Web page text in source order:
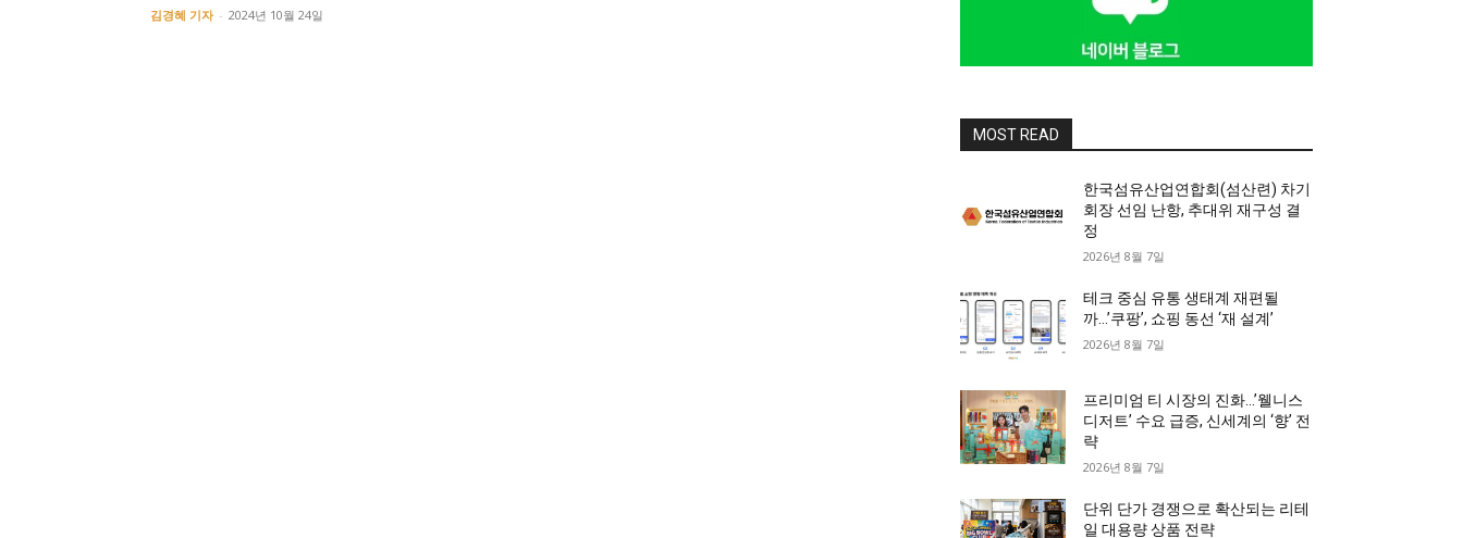
김경혜 기자 - 2024년 10월 24일
MOST READ
한국섬유산업연합회(섬산련) 차기
회장 선임 난항, 추대위 재구성 결
정
2026년 8월 7일
테크 중심 유통 생태계 재편될
까…’쿠팡’, 쇼핑 동선 ‘재 설계’
2026년 8월 7일
프리미엄 티 시장의 진화…’웰니스
디저트’ 수요 급증, 신세계의 ‘향’ 전
략
2026년 8월 7일
단위 단가 경쟁으로 확산되는 리테
일 대용량 상품 전략